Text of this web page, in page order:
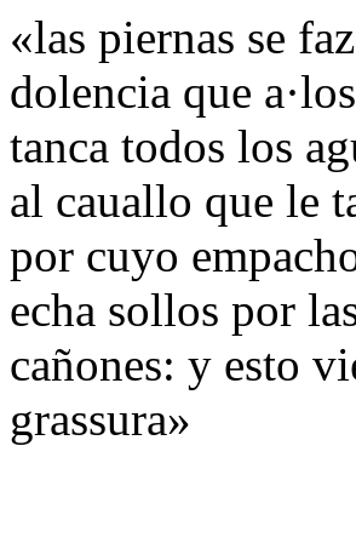
«las piernas se
dolencia que
tanca todos los
al cauallo que le
por cuyo
echa sollos por
cañones: y esto
grassura»